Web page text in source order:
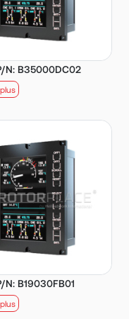
N: B35000DC02
N: B19030FB01